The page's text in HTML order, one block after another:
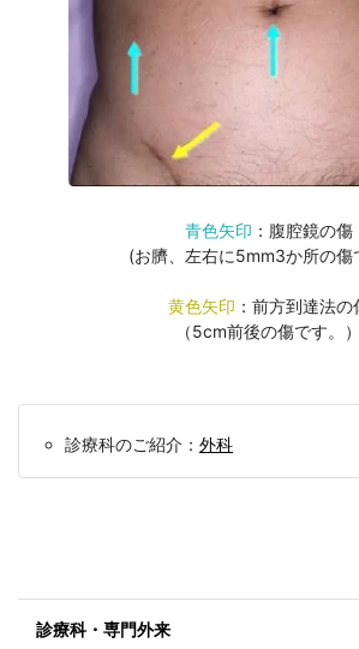
青色矢印 ：腹腔鏡の傷
(お臍、左右に5mm3か所の傷
黄色矢印 ：前方到達法の
（5cm前後の傷です。）
診療科のご紹介： 外科
診療科・専門外来